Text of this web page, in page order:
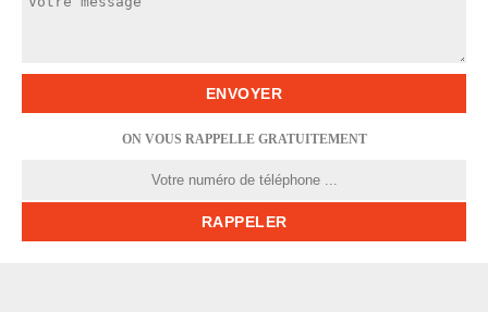
ON VOUS RAPPELLE GRATUITEMENT